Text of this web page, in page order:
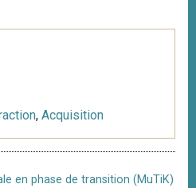
, Acquisition
en phase de transition (MuTiK)